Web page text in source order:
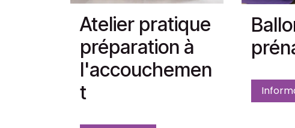
Atelier pratique
préparation à
l'accouchemen
t